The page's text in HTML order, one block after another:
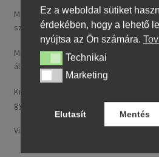
Magyarországra általában 4–5
szállítási díj rendelésenként 14,95 € / ~
Minden nálunk feltüntetett ár
általános forgalmi adót (ÁFA).
Kizárólag új, folyó gyártásból
gyártású termékeket kínálunk.
Visa, MasterCard, Google Pay, Apple
Ez a weboldal sütiket
érdekében, hogy a lehető
nyújtsa az Ön számára.
TechnikaiTechnikai
MarketingMarketing
Elutasít Mentés